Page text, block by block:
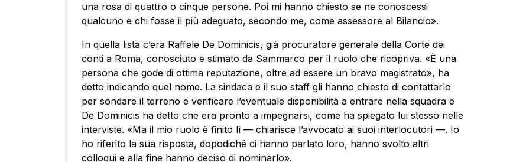
una rosa di quattro o cinque persone. Poi mi hanno chiesto se ne conoscessi
qualcuno e chi fosse il più adeguato, secondo me, come assessore al Bilancio».
In quella lista c’era Raffele De Dominicis, già procuratore generale della Corte dei
conti a Roma, conosciuto e stimato da Sammarco per il ruolo che ricopriva. «È una
persona che gode di ottima reputazione, oltre ad essere un bravo magistrato», ha
detto indicando quel nome. La sindaca e il suo staff gli hanno chiesto di contattarlo
per sondare il terreno e verificare l’eventuale disponibilità a entrare nella squadra e
De Dominicis ha detto che era pronto a impegnarsi, come ha spiegato lui stesso nelle
interviste. «Ma il mio ruolo è finito lì — chiarisce l’avvocato ai suoi interlocutori —. Io
ho riferito la sua risposta, dopodiché ci hanno parlato loro, hanno svolto altri
colloqui e alla fine hanno deciso di nominarlo».